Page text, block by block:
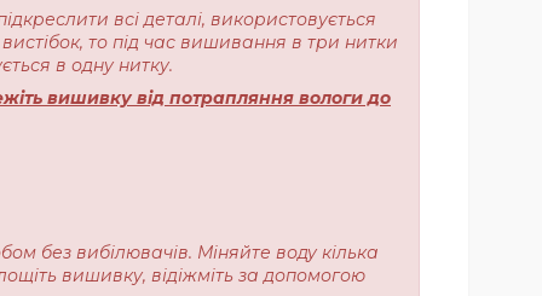
всі деталі, використовується
то під час вишивання в три нитки
в одну нитку.
вишивку від потрапляння вологи до
без вибілювачів. Міняйте воду кілька
вишивку, відіжміть за допомогою